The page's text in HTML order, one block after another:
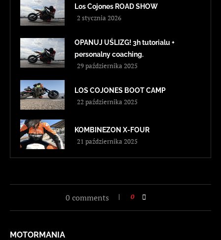
Los Cojones ROAD SHOW
2 stycznia 2026
OPANUJ UŚLIZG! 3h tutorialu +
personalny coaching.
29 października 2025
LOS COJONES BOOT CAMP
22 października 2025
KOMBINEZON X-FOUR
21 października 2025
0 comments 0
MOTORMANIA